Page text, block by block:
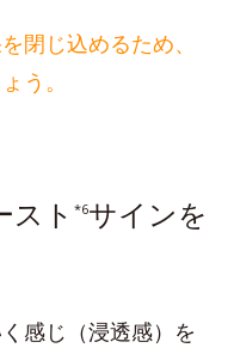
閉じ込めるため、
う。
スト *6サインを
感じ（浸透感）を